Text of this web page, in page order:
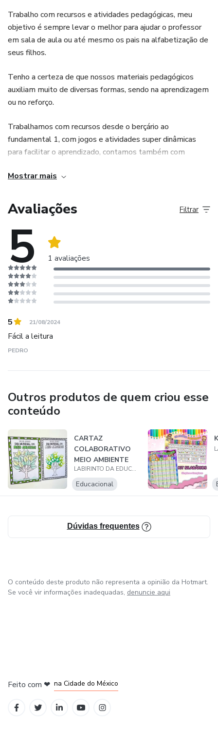
Trabalho com recursos e atividades pedagógicas, meu
objetivo é sempre levar o melhor para ajudar o professor
em sala de aula ou até mesmo os pais na alfabetização de
seus filhos.
Tenho a certeza de que nossos materiais pedagógicos
auxiliam muito de diversas formas, sendo na aprendizagem
ou no reforço.
Trabalhamos com recursos desde o berçário ao
fundamental 1, com jogos e atividades super dinâmicas
para facilitar o aprendizado, contamos também com
recursos interativos e muito mais.
Nosso objetivo é ajudar você educador, tornar o dia a dia
mais prático e divertido com as atividades, deixar o ensino
mais leve.
Tudo pensado e feito com muito amor por nossas crianças,
pais e professores. Não perca mais tempo e venha
conhecer nosso trabalho!
Mostrar mais
Avaliações
5 1 avaliações
Filtrar
5 21/08/2024
Fácil a leitura
PEDRO
Outros produtos de quem criou esse
conteúdo
CARTAZ
COLABORATIVO
MEIO AMBIENTE
LABIRINTO DA EDUCAÇÃO
Educacional
Dúvidas frequentes
O conteúdo deste produto não representa a opinião da Hotmart.
Se você vir informações inadequadas, denuncie aqui
Feito com ❤ na Cidade do México